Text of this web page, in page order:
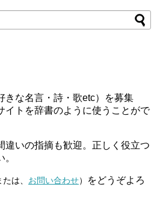
きな名言・詩・歌etc）を募集
イトを辞書のように使うことがで
違いの指摘も歓迎。正しく役立つ
たは、 お問い合わせ）
をどうぞよろ